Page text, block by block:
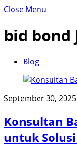
Close Menu
bid bond
Blog
September 30, 2025
Konsultan
untuk